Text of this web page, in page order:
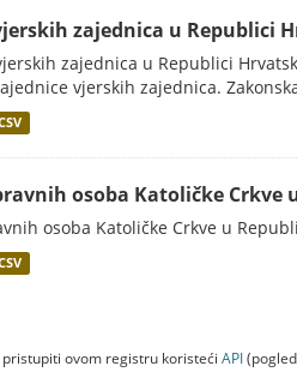
zajednica u Republici
zajednica u Republici
vjerskih zajednica.
osoba Katoličke Crkve
osoba Katoličke Crkve u
ovom registru koristeći API